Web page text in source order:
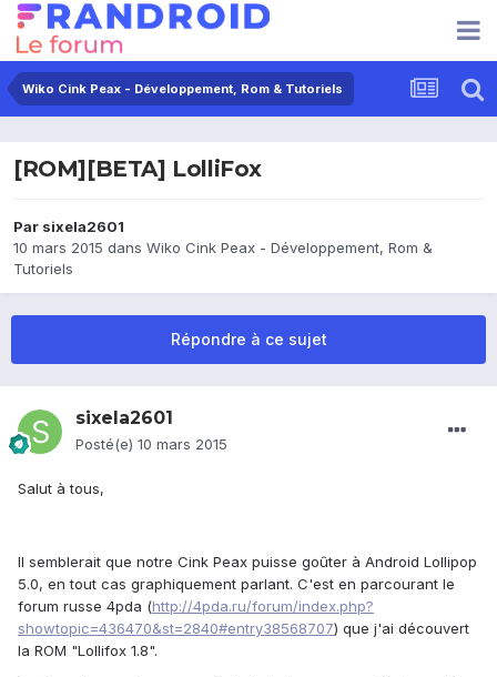
Wiko Cink Peax - Développement, Rom & Tutoriels
[ROM][BETA] LolliFox
Par sixela2601
10 mars 2015 dans Wiko Cink Peax - Développement, Rom &
Tutoriels
Répondre à ce sujet
sixela2601
Posté(e) 10 mars 2015
Salut à tous,
Il semblerait que notre Cink Peax puisse goûter à Android Lollipop
5.0, en tout cas graphiquement parlant. C'est en parcourant le
forum russe 4pda (http://4pda.ru/forum/index.php?
showtopic=436470&st=2840#entry38568707) que j'ai découvert
la ROM "Lollifox 1.8".